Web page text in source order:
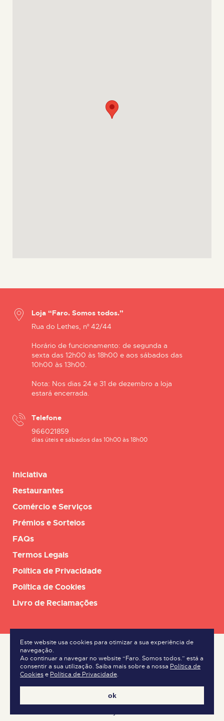
Este website usa cookies para otimizar a sua experiência de
navegação.
Ao continuar a navegar no website “Faro. Somos todos.” está a
consentir a sua utilização. Saiba mais sobre a nossa Política de
Cookies e Política de Privacidade.
ok
Loja “Faro. Somos todos.”
Rua do Lethes, nº 42/44
Horário de funcionamento: de segunda a
sexta das 12h00 às 18h00 e aos sábados das
10h00 às 13h00.
Nota: Nos dias 24 e 31 de dezembro a loja
estará encerrada.
Telefone
966021859
dias úteis e sábados das 10h00 às 18h00
Iniciativa
Restaurantes
Comércio e Serviços
Prémios e Sorteios
FAQs
Termos Legais
Política de Privacidade
Política de Cookies
Livro de Reclamações
made by kobu